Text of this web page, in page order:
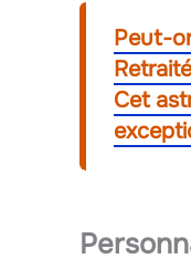
Peut-
Cet